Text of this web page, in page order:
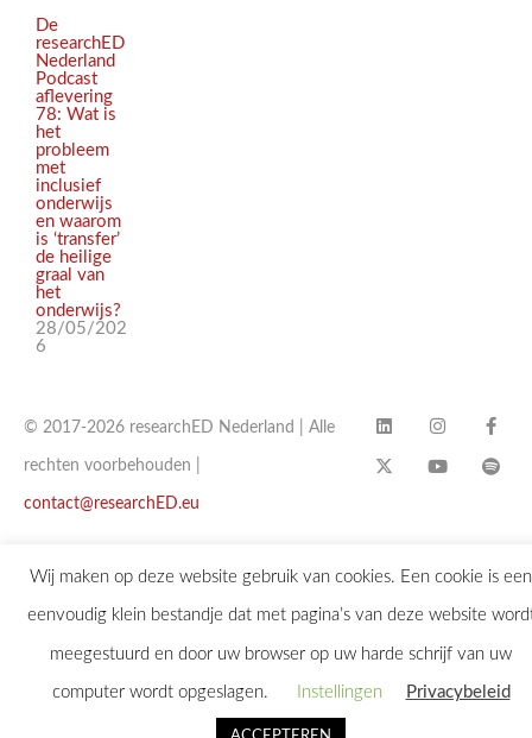
De
researchED
Nederland
Podcast
aflevering
78: Wat is
het
probleem
met
inclusief
onderwijs
en waarom
is ‘transfer’
de heilige
graal van
het
onderwijs?
28/05/202
6
© 2017-2026 researchED Nederland | Alle
rechten voorbehouden |
contact@researchED.eu
Wij maken op deze website gebruik van cookies. Een cookie is een
eenvoudig klein bestandje dat met pagina’s van deze website
meegestuurd en door uw browser op uw harde schrijf van uw
computer wordt opgeslagen. Instellingen Privacybeleid